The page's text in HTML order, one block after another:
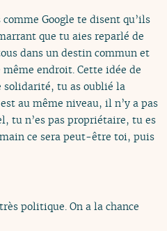
comme Google te disent qu’ils
que tu aies reparlé de
dans un destin commun et
endroit. Cette idée de
tu as oublié la
au même niveau, il n’y a pas
tu n’es pas propriétaire, tu es
ce sera peut-être toi, puis
politique. On a la chance